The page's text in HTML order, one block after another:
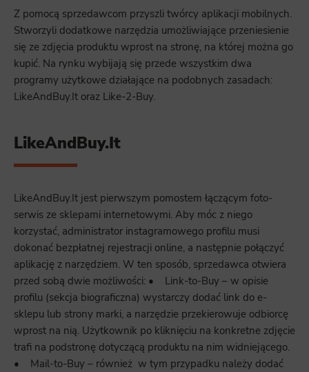
Z pomocą sprzedawcom przyszli twórcy aplikacji mobilnych.
Stworzyli dodatkowe narzędzia umożliwiające przeniesienie
się ze zdjęcia produktu wprost na stronę, na której można go
kupić. Na rynku wybijają się przede wszystkim dwa
programy użytkowe działające na podobnych zasadach:
LikeAndBuy.It oraz Like-2-Buy.
LikeAndBuy.It
LikeAndBuy.It jest pierwszym pomostem łączącym foto-
serwis ze sklepami internetowymi. Aby móc z niego
korzystać, administrator instagramowego profilu musi
dokonać bezpłatnej rejestracji online, a następnie połączyć
aplikację z narzędziem. W ten sposób, sprzedawca otwiera
przed sobą dwie możliwości: • Link-to-Buy – w opisie
profilu (sekcja biograficzna) wystarczy dodać link do e-
sklepu lub strony marki, a narzędzie przekierowuje odbiorcę
wprost na nią. Użytkownik po kliknięciu na konkretne zdjęcie
trafi na podstronę dotyczącą produktu na nim widniejącego.
• Mail-to-Buy – również w tym przypadku należy dodać